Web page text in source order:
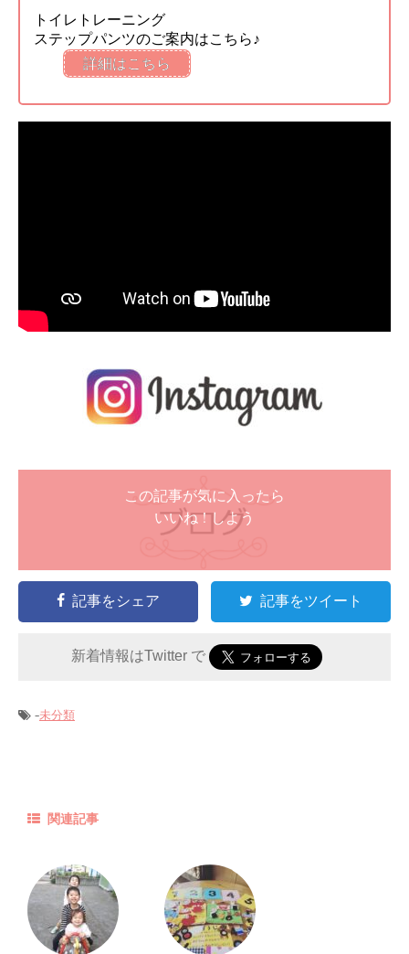
トイレトレーニング
ステップパンツのご案内はこちら♪
詳細はこちら
この記事が気に入ったら
いいね ! しよう
記事をシェア 記事をツイート
新着情報はTwitter で
-未分類
関連記事